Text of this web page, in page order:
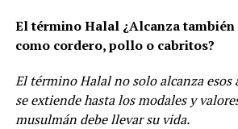
El término Halal ¿Alcanza
como cordero, pollo o cabritos?
El término Halal no solo alcanza esos
se extiende hasta los modales y
musulmán debe llevar su vida.